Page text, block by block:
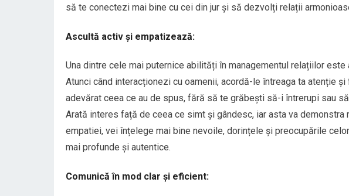
să te conectezi mai bine cu cei din jur și să dezvolți relații
Ascultă activ și empatizează:
Una dintre cele mai puternice abilități în managementul relațiilor
Atunci când interacționezi cu oamenii, acordă-le întreaga ta atenție
adevărat ceea ce au de spus, fără să te grăbești să-i întrerupi sau
Arată interes față de ceea ce simt și gândesc, iar asta va
empatiei, vei înțelege mai bine nevoile, dorințele și preocupările
mai profunde și autentice.
Comunică în mod clar și eficient: